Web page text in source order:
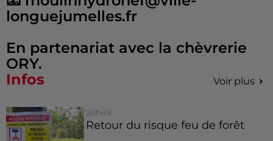
longuejumelles.fr
En partenariat avec la chèvrerie
ORY.
Infos
Voir plus
20h49
Retour du risque feu de forêt